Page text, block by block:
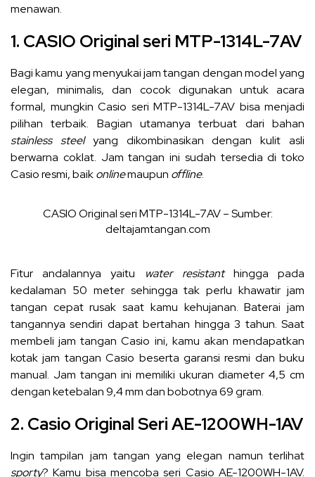
menawan.
1. CASIO Original seri MTP-1314L-7AV
Bagi kamu yang menyukai jam tangan dengan model yang
elegan, minimalis, dan cocok digunakan untuk acara
formal, mungkin Casio seri MTP-1314L-7AV bisa menjadi
pilihan terbaik. Bagian utamanya terbuat dari bahan
stainless steelyang dikombinasikan dengan kulit asli
berwarna coklat. Jam tangan ini sudah tersedia di toko
Casio resmi, baikonlinemaupun offline.
CASIO Original seri MTP-1314L-7AV – Sumber:
deltajamtangan.com
Fitur andalannya yaitu water resistanthingga pada
kedalaman 50 meter sehingga tak perlu khawatir jam
tangan cepat rusak saat kamu kehujanan. Baterai jam
tangannya sendiri dapat bertahan hingga 3 tahun. Saat
membeli jam tangan Casio ini, kamu akan mendapatkan
kotak jam tangan Casio beserta garansi resmi dan buku
manual. Jam tangan ini memiliki ukuran diameter 4,5 cm
dengan ketebalan 9,4 mm dan bobotnya 69 gram.
2. Casio Original Seri AE-1200WH-1AV
Ingin tampilan jam tangan yang elegan namun terlihat
sporty? Kamu bisa mencoba seri Casio AE-1200WH-1AV.